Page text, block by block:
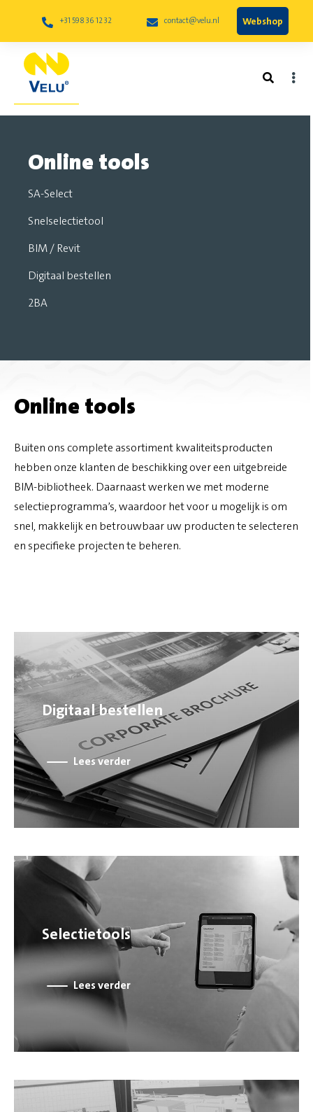
+31 598 36 12 32 contact@velu.nl Webshop
Online tools
SA-Select
Snelselectietool
BIM / Revit
Digitaal bestellen
2BA
Online tools
Buiten ons complete assortiment kwaliteitsproducten
hebben onze klanten de beschikking over een uitgebreide
BIM-bibliotheek. Daarnaast werken we met moderne
selectieprogramma’s, waardoor het voor u mogelijk is om
snel, makkelijk en betrouwbaar uw producten te selecteren
en specifieke projecten te beheren.
Digitaal bestellen
Lees verder
Selectietools
Lees verder